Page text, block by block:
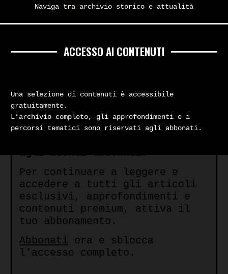
I rapporti tra Mino Pecorelli e
contatti personali e un documento
1982 alla Commissione P2. Un
Contenuto a pagamento
agli utenti abbonati.
Per continuare a leggere e
accedere a tutti gli articoli
esclusivi, approfondimenti e
contenuti premium, attiva il
tuo abbonamento.
Abbonati ora e sblocca
l’accesso completo.
Naviga tra archivio storico e attualità
ACCESSO AI CONTENUTI
Una selezione di contenuti è accessibile
gratuitamente.
L’archivio completo, gli approfondimenti e i
percorsi tematici sono riservati agli abbonati.